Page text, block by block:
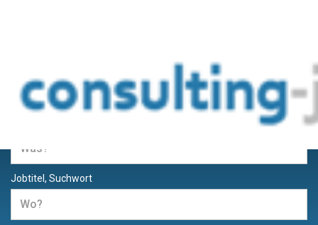
Jobs und Stellenangebote für
Berater und Consultants
Jobtitel, Suchwort